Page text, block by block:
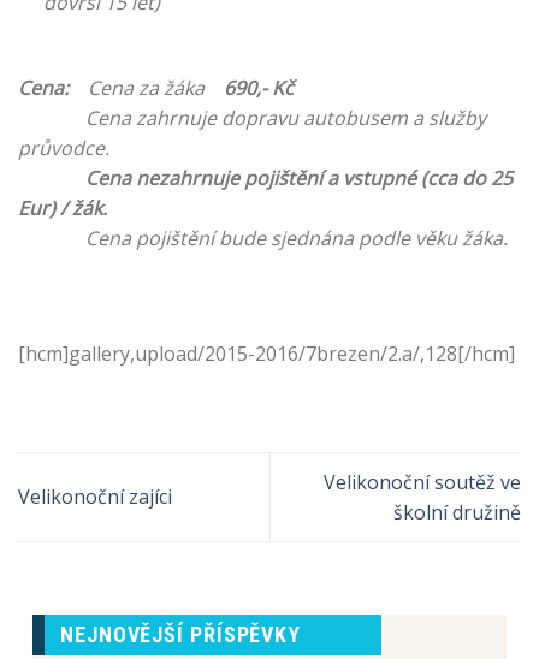
Cena:Cena za žáka 690,- Kč
Cena zahrnuje dopravu autobusem a služby
průvodce.
Cena nezahrnuje pojištění a vstupné (cca do 25
Eur) / žák.
Cena pojištění bude sjednána podle věku žáka.
[hcm]gallery,upload/2015-2016/7brezen/2.a/,128[/hcm]
Velikonoční zajíci
Velikonoční soutěž ve
školní družině
NEJNOVĚJŠÍ PŘÍSPĚVKY